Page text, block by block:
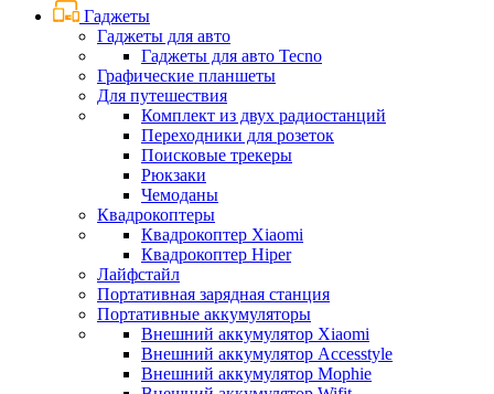
Гаджеты
Гаджеты для авто
Гаджеты для авто Tecno
Графические планшеты
Для путешествия
Комплект из двух радиостанций
Переходники для розеток
Поисковые трекеры
Рюкзаки
Чемоданы
Квадрокоптеры
Квадрокоптер Xiaomi
Квадрокоптер Hiper
Лайфстайл
Портативная зарядная станция
Портативные аккумуляторы
Внешний аккумулятор Xiaomi
Внешний аккумулятор Accesstyle
Внешний аккумулятор Mophie